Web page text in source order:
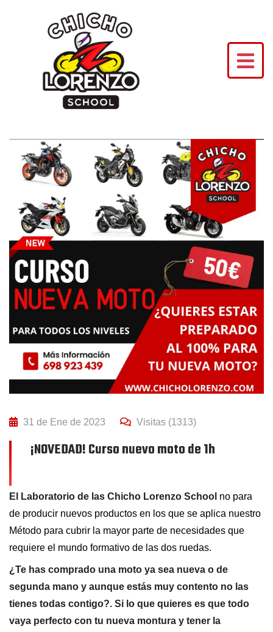
31 de Ene de 2023 Visitas (1313)
¡NOVEDAD! Curso nuevo moto de 1h
El Laboratorio de las Chicho Lorenzo School no para
de producir nuevos productos en los que se aplica nuestro
Método para cubrir la mayor parte de necesidades que
requiere el mundo formativo de las dos ruedas.
¿Te has comprado una moto ya sea nueva o de
segunda mano y aunque estás muy contento no las
tienes todas contigo?. Si lo que quieres es que todo
vaya perfecto con tu nueva montura y tener la